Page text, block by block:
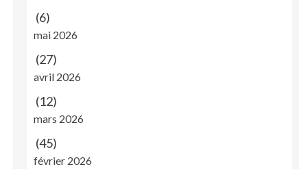
(6)
mai 2026
(27)
avril 2026
(12)
mars 2026
(45)
février 2026